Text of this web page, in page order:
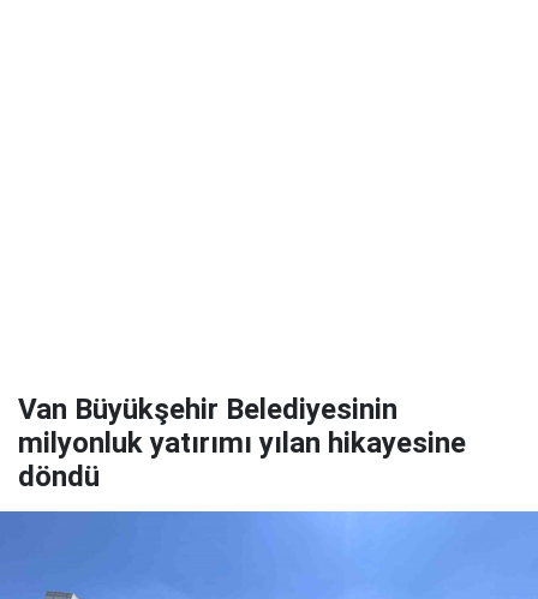
Van Büyükşehir Belediyesinin
milyonluk yatırımı yılan hikayesine
döndü